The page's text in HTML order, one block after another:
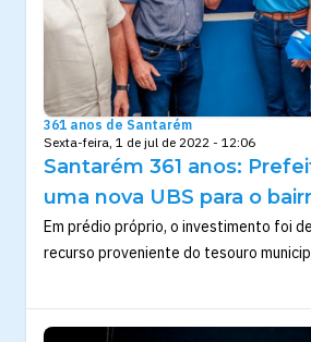
361 anos de Santarém
Sexta-feira, 1 de jul de 2022 - 12:06
Santarém 361 anos:
uma nova UBS para o
Em prédio próprio, o investimento foi
recurso proveniente do tesouro